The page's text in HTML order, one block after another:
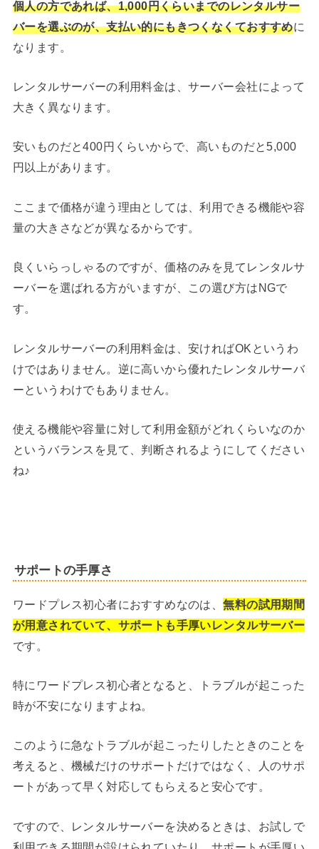
個人の方であれば、1,000円くらいまでのレンタルサー
バーを選ぶのが、支払い的にもきつくなくておすすめに
なります。
レンタルサーバーの利用料金は、サーバー会社によって
大きく異なります。
安いものだと400円くらいからで、高いものだと5,000
円以上があります。
ここまで価格が違う理由としては、利用できる機能や容
量の大きさなどが異なるからです。
良くいらっしゃるのですが、価格のみを見てレンタルサ
ーバーを選ばれる方がいますが、この選び方はNGで
す。
レンタルサーバーの利用料金は、安ければOKというわ
けではありません。逆に高いから優れたレンタルサーバ
ーというわけでもありません。
使える機能や容量に対して利用金額がどれくらいなのか
というバランスを見て、判断されるようにしてください
ね♪
サポートの手厚さ
ワードプレス初心者におすすめなのは、無料の試用期間
が用意されていて、サポートも手厚いレンタルサーバー
です。
特にワードプレス初心者となると、トラブルが起こった
時が不安になりますよね。
このように急なトラブルが起こったりしたときのことを
考えると、機械だけのサポートだけではなく、人のサポ
ートがあって早く対応してもらえると安心です。
ですので、レンタルサーバーを決めるときは、お試しで